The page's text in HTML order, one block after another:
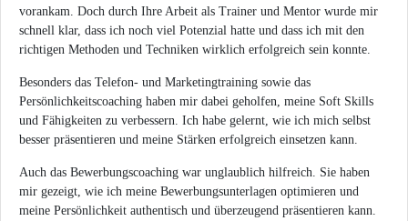
vorankam. Doch durch Ihre Arbeit als Trainer und Mentor wurde mir
schnell klar, dass ich noch viel Potenzial hatte und dass ich mit den
richtigen Methoden und Techniken wirklich erfolgreich sein konnte.
Besonders das Telefon- und Marketingtraining sowie das
Persönlichkeitscoaching haben mir dabei geholfen, meine Soft Skills
und Fähigkeiten zu verbessern. Ich habe gelernt, wie ich mich selbst
besser präsentieren und meine Stärken erfolgreich einsetzen kann.
Auch das Bewerbungscoaching war unglaublich hilfreich. Sie haben
mir gezeigt, wie ich meine Bewerbungsunterlagen optimieren und
meine Persönlichkeit authentisch und überzeugend präsentieren kann.